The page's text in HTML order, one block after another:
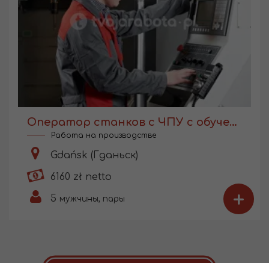
Оператор станков с ЧПУ с обучением
Работа на производстве
Gdańsk (Гданьск)
6160 zł netto
5 мужчины, пары +